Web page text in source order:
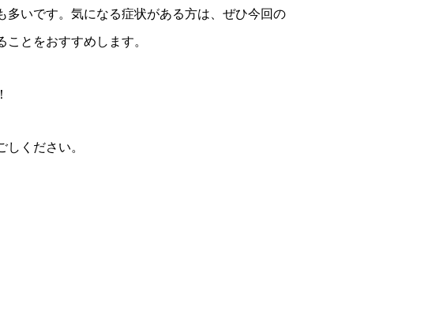
いです。気になる症状がある方は、ぜひ今回の
とをおすすめします。
ください。